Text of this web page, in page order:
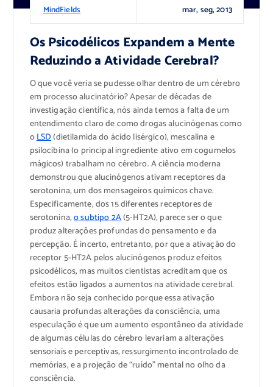
MindFields mar, seg, 2013
Os Psicodélicos Expandem a Mente
Reduzindo a Atividade Cerebral?
O que você veria se pudesse olhar dentro de um cérebro
em processo alucinatório? Apesar de décadas de
investigação científica, nós ainda temos a falta de um
entendimento claro de como drogas alucinógenas como
oLSD(dietilamida do ácido lisérgico), mescalina e
psilocibina (o principal ingrediente ativo em cogumelos
mágicos) trabalham no cérebro. A ciência moderna
demonstrou que alucinógenos ativam receptores da
serotonina, um dos mensageiros químicos chave.
Especificamente, dos 15 diferentes receptores de
serotonina,o subtipo 2A(5-HT2A), parece ser o que
produz alterações profundas do pensamento e da
percepção. É incerto, entretanto, por que a ativação do
receptor 5-HT2A pelos alucinógenos produz efeitos
psicodélicos, mas muitos cientistas acreditam que os
efeitos estão ligados a aumentos na atividade cerebral.
Embora não seja conhecido porque essa ativação
causaria profundas alterações da consciência, uma
especulação é que um aumento espontâneo da atividade
de algumas células do cérebro levariam a alterações
sensoriais e perceptivas, ressurgimento incontrolado de
memórias, e a projeção de “ruído” mental no olho da
consciência.